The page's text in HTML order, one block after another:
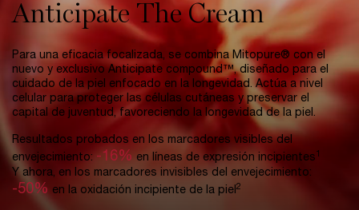
Anticipate The Cream
Para una eficacia focalizada, se combina Mitopure® con el
nuevo y exclusivo Anticipate compound™, diseñado para el
cuidado de la piel enfocado en la longevidad. Actúa a nivel
celular para proteger las células cutáneas y preservar el
capital de juventud, favoreciendo la longevidad de la piel.​
Resultados probados en los marcadores visibles del
envejecimiento: -16% en líneas de expresión incipientes 1
Y ahora, en los marcadores invisibles del envejecimiento:
-50% en la oxidación incipiente de la piel 2